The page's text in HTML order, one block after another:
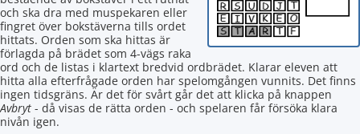
och ska dra med muspekaren eller
fingret över bokstäverna tills ordet
hittats. Orden som ska hittas är
förlagda på brädet som 4-vägs raka
ord och de listas i klartext bredvid ordbrädet. Klarar eleven att
hitta alla efterfrågade orden har spelomgången vunnits. Det finns
ingen tidsgräns. Är det för svårt går det att klicka på knappen
Avbryt - då visas de rätta orden - och spelaren får försöka klara
nivån igen.